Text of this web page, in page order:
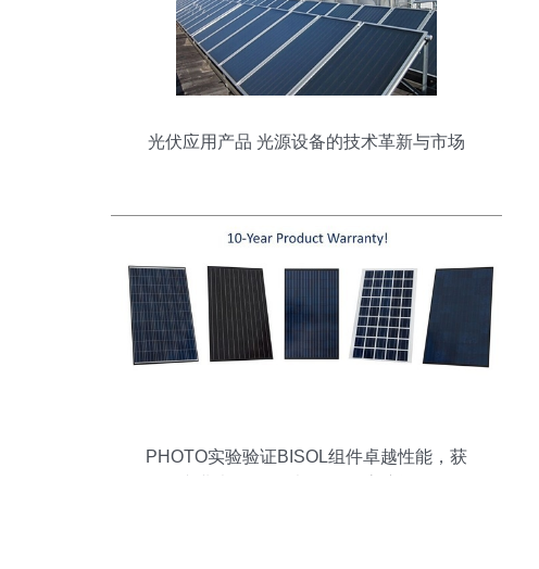
光伏应用产品 光源设备的技术革新与市场
PHOTO实验验证BISOL组件卓越性能，获